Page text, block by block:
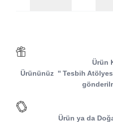
Ürün
Ürününüz '' Tesbih
Ürün ya da